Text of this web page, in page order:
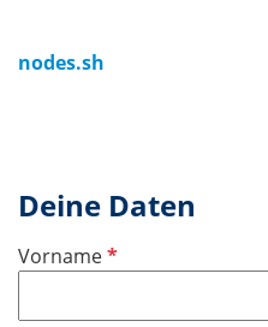
nodes.sh
Deine Daten
VornameP